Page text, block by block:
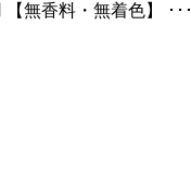
無香料・無着色】 ･･･